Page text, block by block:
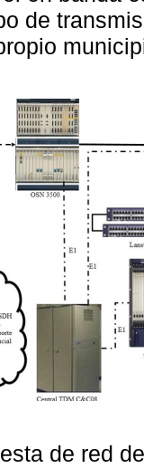
de
de red